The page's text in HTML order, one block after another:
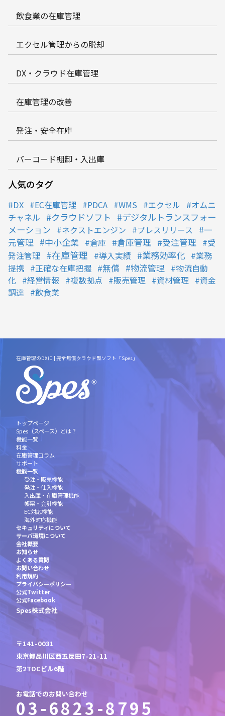
飲食業の在庫管理
エクセル管理からの脱却
DX・クラウド在庫管理
在庫管理の改善
発注・安全在庫
バーコード棚卸・入出庫
人気のタグ
DX EC在庫管理 PDCA WMS エクセル
オムニ
チャネル
クラウドソフト
デジタルトランスフォー
メーション
ネクストエンジン プレスリリース
一
元管理
中小企業 倉庫 倉庫管理 受注管理
受
発注管理
在庫管理 導入実績 業務効率化
業務
提携
正確な在庫把握 無償 物流管理
物流自動
化
経営情報 複数拠点 販売管理 資材管理
資金
調達
飲食業
在庫管理のDXに | 完全無償クラウド型ソフト「Spes」
トップページ
Spes（スペース）とは？
機能一覧
料金
在庫管理コラム
サポート
機能一覧
受注・販売機能
発注・仕入機能
入出庫・在庫管理機能
帳票・会計機能
EC対応機能
海外対応機能
セキュリティについて
サーバ環境について
会社概要
お知らせ
よくある質問
お問い合わせ
利用規約
プライバシーポリシー
公式Twitter
公式Facebook
Spes株式会社
〒141-0031
東京都品川区西五反田7-21-11
第2TOCビル6階
お電話でのお問い合わせ
03-6823-8795